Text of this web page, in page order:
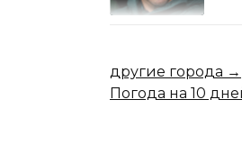
другие города →
Погода на 10